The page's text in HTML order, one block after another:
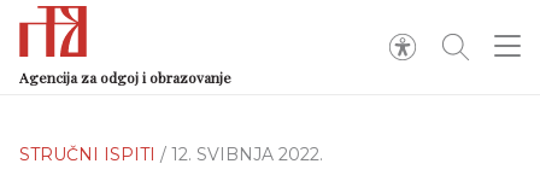
Agencija za odgoj i obrazovanje
STRUČNI ISPITI / 12. SVIBNJA 2022.